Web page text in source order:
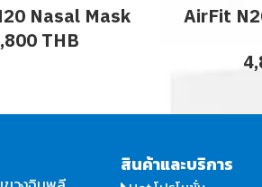
Nasal Mask
THB
AirFit
สินค้าและบริการ